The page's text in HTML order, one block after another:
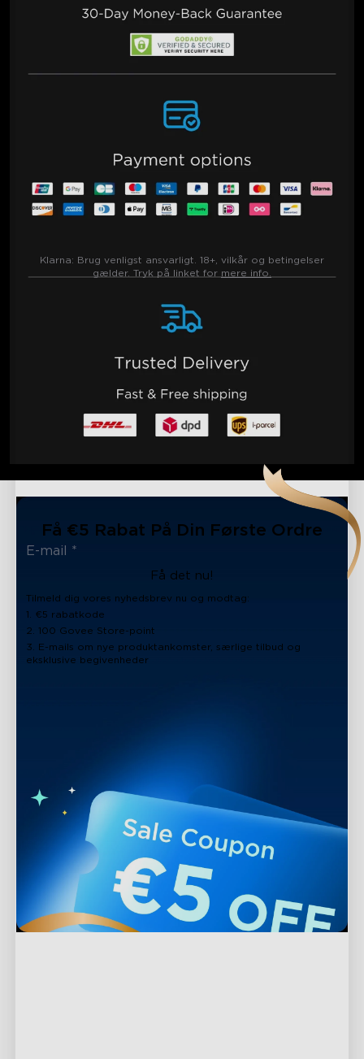
Klarna: Brug venligst ansvarligt. 18+, vilkår og betingelser
gælder. Tryk på linket for mere info.
Få €5 Rabat På Din Første Ordre
Få det nu!
Tilmeld dig vores nyhedsbrev nu og modtag:
1. €5 rabatkode
2. 100 Govee Store-point
3. E-mails om nye produktankomster, særlige tilbud og
eksklusive begivenheder